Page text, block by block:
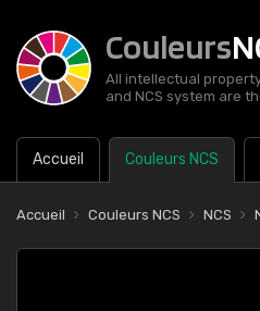
Couleurs
All intellectual
and NCS system are
Accueil Couleurs NCS
Accueil Couleurs NCS NCS